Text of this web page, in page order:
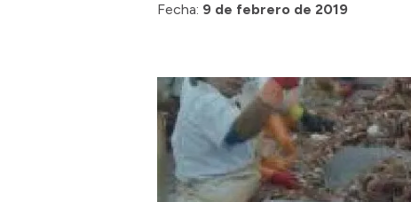
Fecha: 9 de febrero de 2019